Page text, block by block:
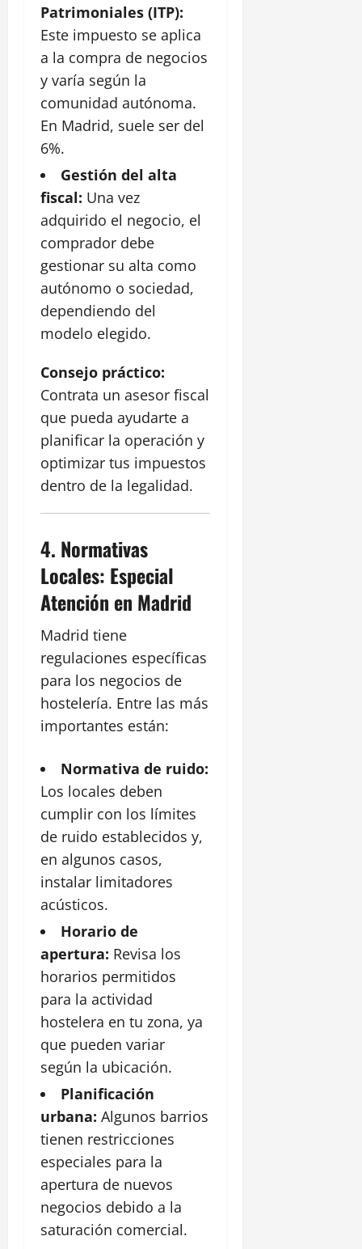
Patrimoniales (ITP):
Este impuesto se aplica
a la compra de negocios
y varía según la
comunidad autónoma.
En Madrid, suele ser del
6%.
Gestión del alta
fiscal: Una vez
adquirido el negocio, el
comprador debe
gestionar su alta como
autónomo o sociedad,
dependiendo del
modelo elegido.
Consejo práctico:
Contrata un asesor fiscal
que pueda ayudarte a
planificar la operación y
optimizar tus impuestos
dentro de la legalidad.
4. Normativas
Locales: Especial
Atención en Madrid
Madrid tiene
regulaciones específicas
para los negocios de
hostelería. Entre las más
importantes están:
Normativa de ruido:
Los locales deben
cumplir con los límites
de ruido establecidos y,
en algunos casos,
instalar limitadores
acústicos.
Horario de
apertura: Revisa los
horarios permitidos
para la actividad
hostelera en tu zona, ya
que pueden variar
según la ubicación.
Planificación
urbana: Algunos barrios
tienen restricciones
especiales para la
apertura de nuevos
negocios debido a la
saturación comercial.